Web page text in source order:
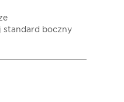
standard boczny